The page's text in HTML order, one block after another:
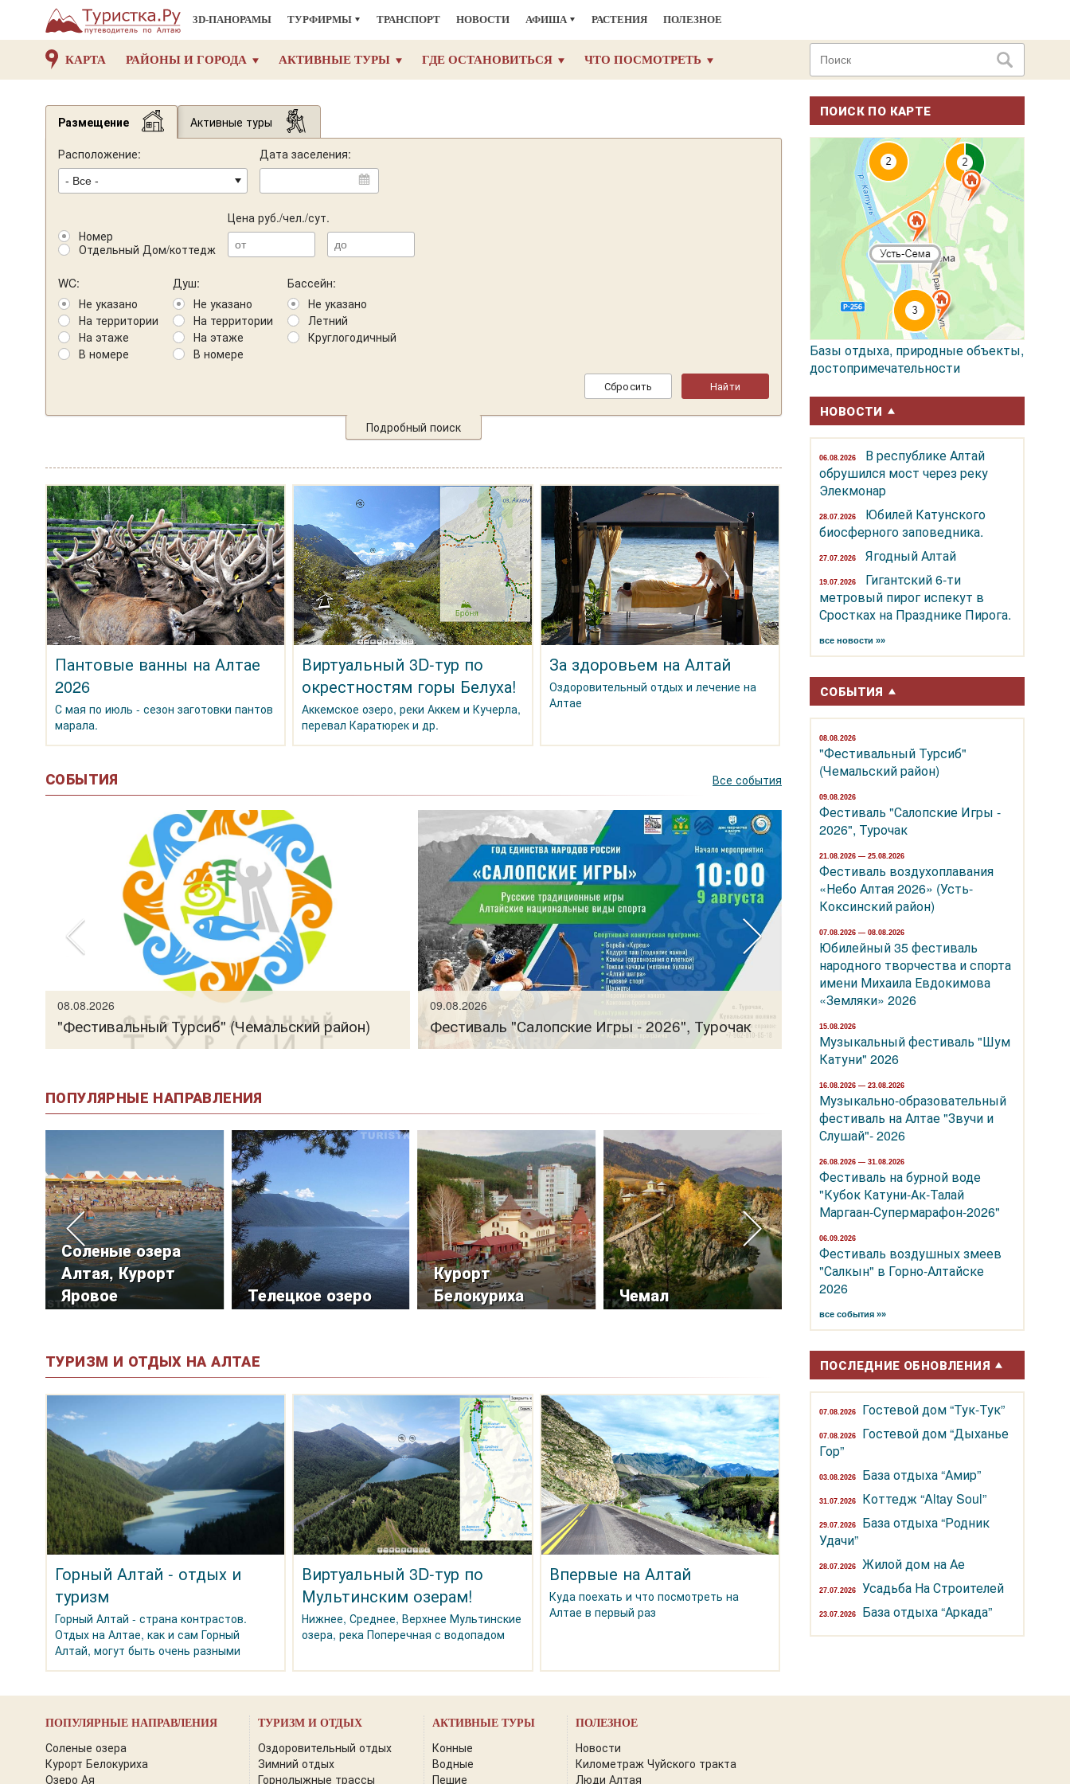
3D-ПАНОРАМЫ ТУРФИРМЫ ТРАНСПОРТ НОВОСТИ АФИША РАСТЕНИЯ ПОЛЕЗНОЕ
КАРТА РАЙОНЫ И ГОРОДА АКТИВНЫЕ ТУРЫ ГДЕ ОСТАНОВИТЬСЯ ЧТО ПОСМОТРЕТЬ
Размещение
Активные туры
Расположение:
Дата заселения:
Номер
Отдельный Дом/коттедж
Цена руб./чел./сут.
WC:
Не указано
На территории
На этаже
В номере
Душ:
Не указано
На территории
На этаже
В номере
Бассейн:
Не указано
Летний
Круглогодичный
Подробный поиск
Пантовые ванны на Алтае
2026
С мая по июль - сезон заготовки пантов
марала.
Виртуальный 3D-тур по
окрестностям горы Белуха!
Аккемское озеро, реки Аккем и Кучерла,
перевал Каратюрек и др.
За здоровьем на Алтай
Оздоровительный отдых и лечение на
Алтае
СОБЫТИЯ Все события
08.08.2026
"Фестивальный Турсиб" (Чемальский район)
09.08.2026
Фестиваль "Салопские Игры - 2026", Турочак
21.08.2026 — 25.08.2026
Фестиваль воздухоплавания «Небо
2026» (Усть-Коксинский район)
ПОПУЛЯРНЫЕ НАПРАВЛЕНИЯ
Соленые озера
Алтая, Курорт
Яровое
Телецкое озеро
Курорт
Белокуриха
Чемал Гора Белуха
ТУРИЗМ И ОТДЫХ НА АЛТАЕ
Горный Алтай - отдых и
туризм
Горный Алтай - страна контрастов.
Отдых на Алтае, как и сам Горный
Алтай, могут быть очень разными
Виртуальный 3D-тур по
Мультинским озерам!
Нижнее, Среднее, Верхнее Мультинские
озера, река Поперечная с водопадом
Впервые на Алтай
Куда поехать и что посмотреть на
Алтае в первый раз
ПОИСК ПО КАРТЕ
Базы отдыха, природные объекты,
достопримечательности
НОВОСТИ
06.08.2026
В республике Алтай
обрушился мост через реку
Элекмонар
28.07.2026
Юбилей Катунского
биосферного заповедника.
27.07.2026 Ягодный Алтай
19.07.2026
Гигантский 6-ти
метровый пирог испекут в
Сростках на Празднике Пирога.
все новости »»
СОБЫТИЯ
08.08.2026
"Фестивальный Турсиб"
(Чемальский район)
09.08.2026
Фестиваль "Салопские Игры -
2026", Турочак
21.08.2026 — 25.08.2026
Фестиваль воздухоплавания
«Небо Алтая 2026» (Усть-
Коксинский район)
07.08.2026 — 08.08.2026
Юбилейный 35 фестиваль
народного творчества и спорта
имени Михаила Евдокимова
«Земляки» 2026
15.08.2026
Музыкальный фестиваль "Шум
Катуни" 2026
16.08.2026 — 23.08.2026
Музыкально-образовательный
фестиваль на Алтае "Звучи и
Слушай"- 2026
26.08.2026 — 31.08.2026
Фестиваль на бурной воде
"Кубок Катуни-Ак-Талай
Маргаан-Супермарафон-2026"
06.09.2026
Фестиваль воздушных змеев
"Салкын" в Горно-Алтайске
2026
все события »»
ПОСЛЕДНИЕ ОБНОВЛЕНИЯ
07.08.2026 Гостевой дом “Тук-Тук”
07.08.2026
Гостевой дом “Дыханье
Гор”
03.08.2026 База отдыха “Амир”
31.07.2026 Коттедж “Altay Soul”
29.07.2026
База отдыха “Родник
Удачи”
28.07.2026 Жилой дом на Ае
27.07.2026 Усадьба На Строителей
23.07.2026 База отдыха “Аркада”
ПОПУЛЯРНЫЕ НАПРАВЛЕНИЯ
Соленые озера
Курорт Белокуриха
Озеро Ая
ТУРИЗМ И ОТДЫХ
Оздоровительный отдых
Зимний отдых
Горнолыжные трассы
АКТИВНЫЕ ТУРЫ
Конные
Водные
Пешие
ПОЛЕЗНОЕ
Новости
Километраж Чуйского тракта
Люди Алтая